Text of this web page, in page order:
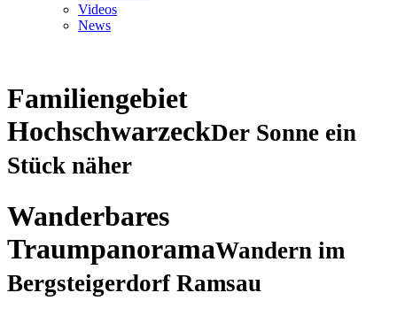
Videos
News
Familiengebiet
HochschwarzeckDer Sonne ein
Stück näher
Wanderbares
TraumpanoramaWandern im
Bergsteigerdorf Ramsau